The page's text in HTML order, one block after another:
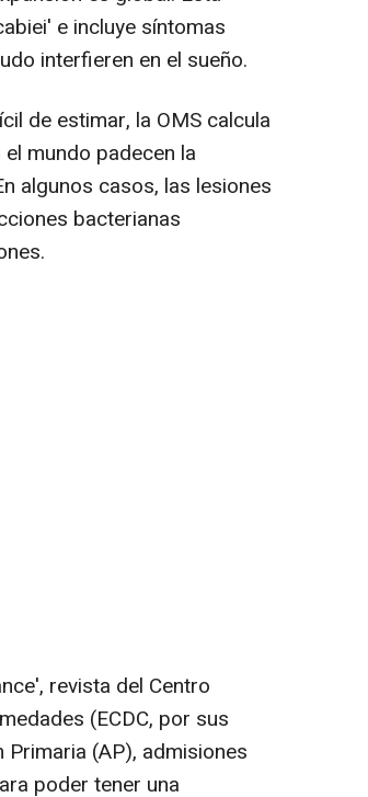
e incluye síntomas
interfieren en el sueño.
de estimar, la OMS calcula
mundo padecen la
algunos casos, las lesiones
bacterianas
revista del Centro
(ECDC, por sus
(AP), admisiones
poder tener una